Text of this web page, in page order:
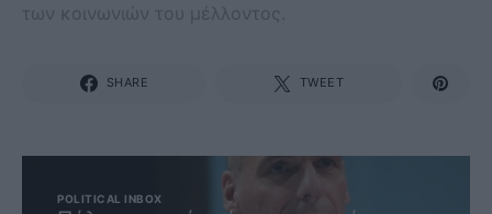
των κοινωνιών του μέλλοντος.
SHARE TWEET
POLITICAL INBOX